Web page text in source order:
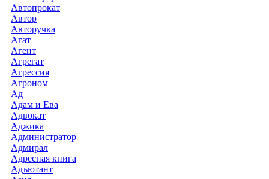
Автопрокат
Автор
Авторучка
Агат
Агент
Агрегат
Агрессия
Агроном
Ад
Адам и Ева
Адвокат
Аджика
Администратор
Адмирал
Адресная книга
Адъютант